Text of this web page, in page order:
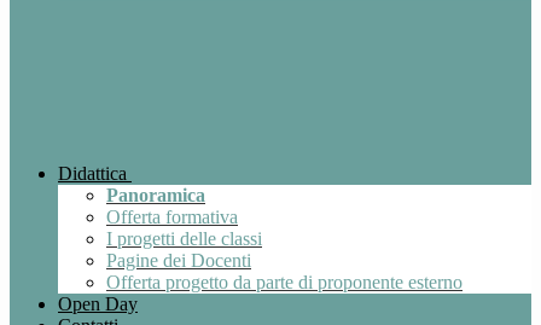
Didattica
Panoramica
Offerta formativa
I progetti delle classi
Pagine dei Docenti
Offerta progetto da parte di proponente esterno
Open Day